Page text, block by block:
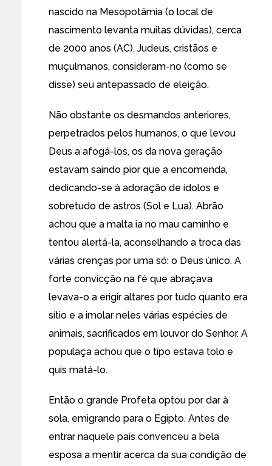
nascido na Mesopotâmia (o local de
nascimento levanta muitas dúvidas), cerca
de 2000 anos (AC). Judeus, cristãos e
muçulmanos, consideram-no (como se
disse) seu antepassado de eleição.
Não obstante os desmandos anteriores,
perpetrados pelos humanos, o que levou
Deus a afogá-los, os da nova geração
estavam saindo pior que a encomenda,
dedicando-se à adoração de ídolos e
sobretudo de astros (Sol e Lua). Abrão
achou que a malta ia no mau caminho e
tentou alertá-la, aconselhando a troca das
várias crenças por uma só: o Deus único. A
forte convicção na fé que abraçava
levava-o a erigir altares por tudo quanto era
sítio e a imolar neles várias espécies de
animais, sacrificados em louvor do Senhor. A
populaça achou que o tipo estava tolo e
quis matá-lo.
Então o grande Profeta optou por dar à
sola, emigrando para o Egipto. Antes de
entrar naquele país convenceu a bela
esposa a mentir acerca da sua condição de